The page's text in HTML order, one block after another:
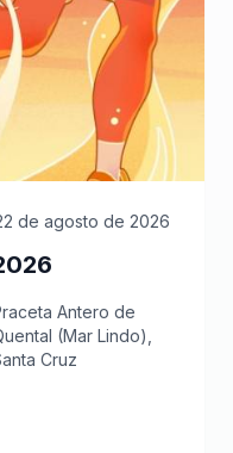
de agosto de 2026
Antero de
(Mar Lindo),
Cruz